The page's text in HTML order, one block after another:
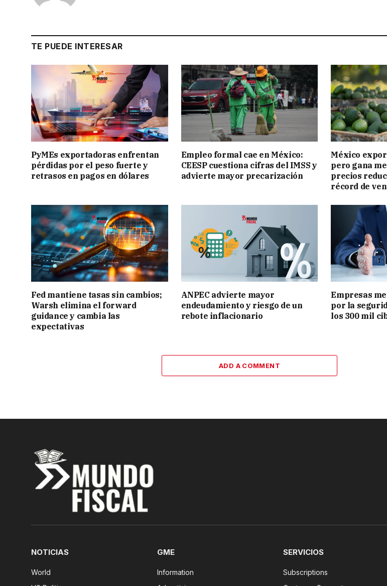
TE PUEDE INTERESAR
PyMEs exportadoras enfrentan
pérdidas por el peso fuerte y
retrasos en pagos en dólares
Empleo formal cae en México:
CEESP cuestiona cifras del IMSS y
advierte mayor precarización
México
pero gana
precios
récord de
Fed mantiene tasas sin cambios;
Warsh elimina el forward
guidance y cambia las
expectativas
ANPEC advierte mayor
endeudamiento y riesgo de un
rebote inflacionario
Empresas
por la
los 300 mil
ADD A COMMENT
NOTICIAS
World
GME
Information
SERVICIOS
Subscriptions